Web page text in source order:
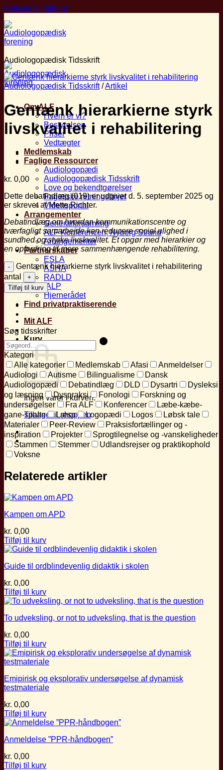
Fortsæt til indhold
Om ALF
Hvem er vi?
Bestyrelsen
Priser
Vedtægter
Medlemskab
Faglige Ressourcer
Audiologopædi
Audiologopædisk Tidsskrift
Love og bekendtgørelser
Fagetiske retningslinjer
Vidensportal
Arrangementer
Generalforsamling
ALF Konferencen, Nyborg Strand
Arrangementer
Partnerskaber
ESLA
ASHA
RADLD
IALP
Hjernerådet
Find privatpraktiserende
Mit ALF
Kurv
Ingen varer i kurven.
Tilbage til shoppen
Audiologopædisk Tidsskrift
Audiologopædisk Tidsskrift /Artikel
Gentænk hierarkierne styrk
livskvalitet i rehabilitering
kr. 0,00
Dette debatindlæg (019) er udgivet d. 5. september 2025 og
er skrevet af Mette Richter.
Debatindlæg om hvordan kommunikationscentre og
tværfagligt samarbejde kan reducere social ulighed i
sundhed og styrke livskvalitet. Et opgør med hierarkier og
en opfordring til mere sammenhængende rehabilitering.
Gentænk hierarkierne styrk livskvalitet i rehabilitering
antal
Tilføj til kurv
Søg tidsskrifter
Kategori
Alle kategorier
Medlemskab Afasi
Anmeldelser
Audiologi
Autisme Bilingualisme
Dansk
Audiologopædi
Debatindlæg DLD Dysartri
Dysleksi
og læsning
Dyspraksi Fonologi
Forskning og
undersøgelser
Fra ALF Konferencer
Læbe-kæbe-
gane-spalte
Læsp Logopædi Logos
Løbsk tale
Materialer
Peer-Review
Praksisfortællinger og -
inspiration
Projekter
Sprogtilegnelse og -vanskeligheder
Stammen
Stemmer
Udlandsrejser og praktikophold
Voksne
Relaterede artikler
Kampen om APD
kr. 0,00
Tilføj til kurv
Guide til ordblindevenlig didaktik i skolen
kr. 0,00
Tilføj til kurv
To udveksling, or not to udveksling, that is the question
kr. 0,00
Tilføj til kurv
Emipirisk og eksplorativ undersøgelse af dynamisk
testmateriale
kr. 0,00
Tilføj til kurv
Anmeldelse ”PPR-håndbogen”
kr. 0,00
Tilføj til kurv